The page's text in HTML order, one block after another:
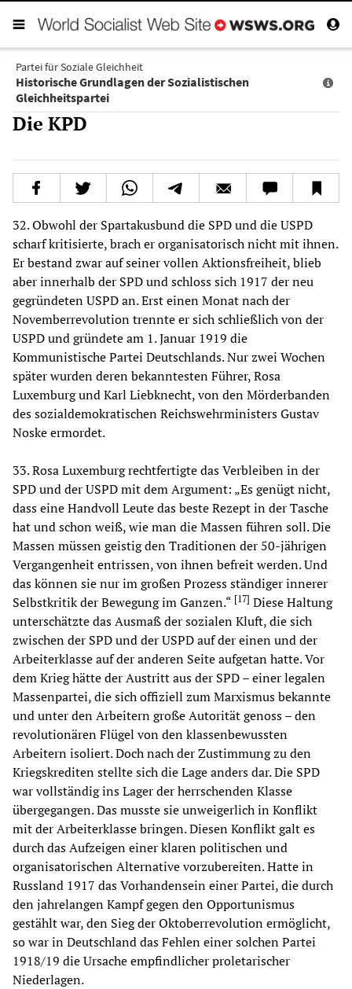
Partei für Soziale Gleichheit
Historische Grundlagen der Sozialistischen
Gleichheitspartei
Die KPD
32. Obwohl der Spartakusbund die SPD und die USPD
scharf kritisierte, brach er organisatorisch nicht mit ihnen.
Er bestand zwar auf seiner vollen Aktionsfreiheit, blieb
aber innerhalb der SPD und schloss sich 1917 der neu
gegründeten USPD an. Erst einen Monat nach der
Novemberrevolution trennte er sich schließlich von der
USPD und gründete am 1. Januar 1919 die
Kommunistische Partei Deutschlands. Nur zwei Wochen
später wurden deren bekanntesten Führer, Rosa
Luxemburg und Karl Liebknecht, von den Mörderbanden
des sozialdemokratischen Reichswehrministers Gustav
Noske ermordet.
33. Rosa Luxemburg rechtfertigte das Verbleiben in der
SPD und der USPD mit dem Argument: „Es genügt nicht,
dass eine Handvoll Leute das beste Rezept in der Tasche
hat und schon weiß, wie man die Massen führen soll. Die
Massen müssen geistig den Traditionen der 50-jährigen
Vergangenheit entrissen, von ihnen befreit werden. Und
das können sie nur im großen Prozess ständiger innerer
Selbstkritik der Bewegung im Ganzen.“ [17] Diese Haltung
unterschätzte das Ausmaß der sozialen Kluft, die sich
zwischen der SPD und der USPD auf der einen und der
Arbeiterklasse auf der anderen Seite aufgetan hatte. Vor
dem Krieg hätte der Austritt aus der SPD – einer legalen
Massenpartei, die sich offiziell zum Marxismus bekannte
und unter den Arbeitern große Autorität genoss – den
revolutionären Flügel von den klassenbewussten
Arbeitern isoliert. Doch nach der Zustimmung zu den
Kriegskrediten stellte sich die Lage anders dar. Die SPD
war vollständig ins Lager der herrschenden Klasse
übergegangen. Das musste sie unweigerlich in Konflikt
mit der Arbeiterklasse bringen. Diesen Konflikt galt es
durch das Aufzeigen einer klaren politischen und
organisatorischen Alternative vorzubereiten. Hatte in
Russland 1917 das Vorhandensein einer Partei, die durch
den jahrelangen Kampf gegen den Opportunismus
gestählt war, den Sieg der Oktoberrevolution ermöglicht,
so war in Deutschland das Fehlen einer solchen Partei
1918/19 die Ursache empfindlicher proletarischer
Niederlagen.